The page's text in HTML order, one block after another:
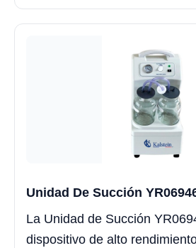
Unidad De Succión
La Unidad de Succión
dispositivo de alto